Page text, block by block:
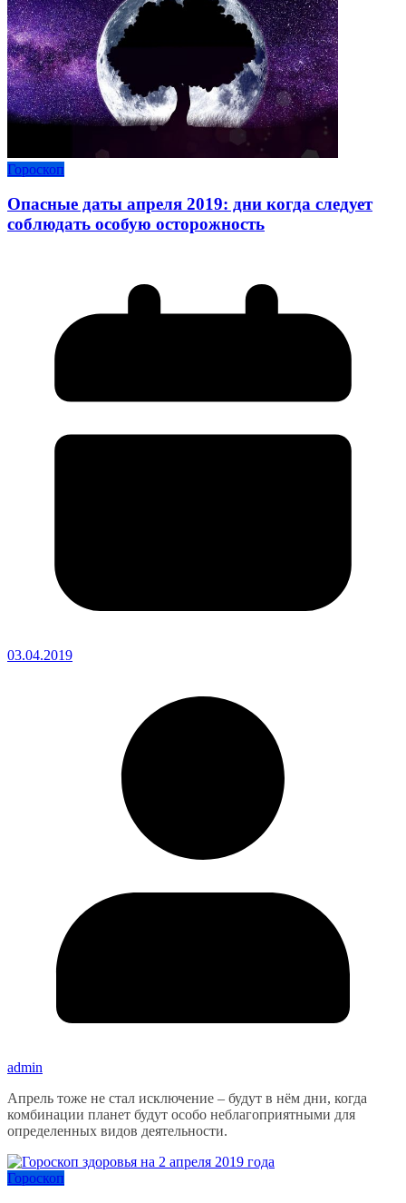
Гороскоп
Опасные даты апреля 2019: дни когда следует
соблюдать особую осторожность
03.04.2019
admin
Апрель тоже не стал исключение – будут в нём дни, когда
комбинации планет будут особо неблагоприятными для
определенных видов деятельности.
Гороскоп